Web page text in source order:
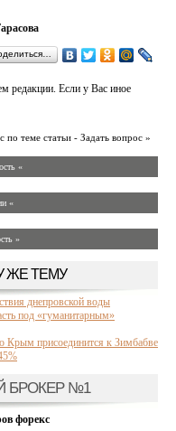
редакции. Если у Вас иное
по теме статьи - Задать вопрос »
«
«
»
ЖЕ ТЕМУ
днепровской воды
под «гуманитарным»
Крым присоединится к Зимбабве
БРОКЕР №1
форекс